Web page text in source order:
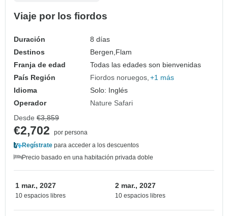
Viaje por los fiordos
Duración
8 días
Destinos
Bergen,Flam
Franja de edad
Todas las edades son bienvenidas
País Región
Fiordos noruegos +1 más
Idioma
Solo: Inglés
Operador
Nature Safari
Desde €3,859
€2,702
por persona
Regístrate para acceder a los descuentos
Precio basado en una habitación privada doble
1 mar., 2027
10 espacios libres
2 mar., 2027
10 espacios libres